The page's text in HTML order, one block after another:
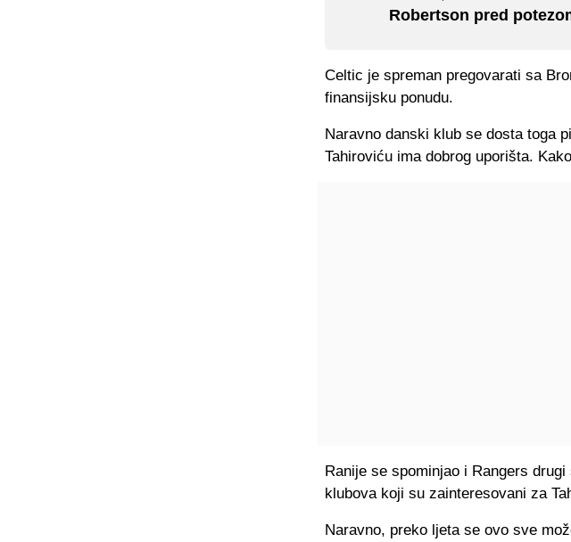
Robertson pred
Celtic je spreman pregovarati sa
finansijsku ponudu.
Naravno danski klub se dosta toga
Tahiroviću ima dobrog uporišta.
Ranije se spominjao i Rangers
klubova koji su zainteresovani za
Naravno, preko ljeta se ovo sve